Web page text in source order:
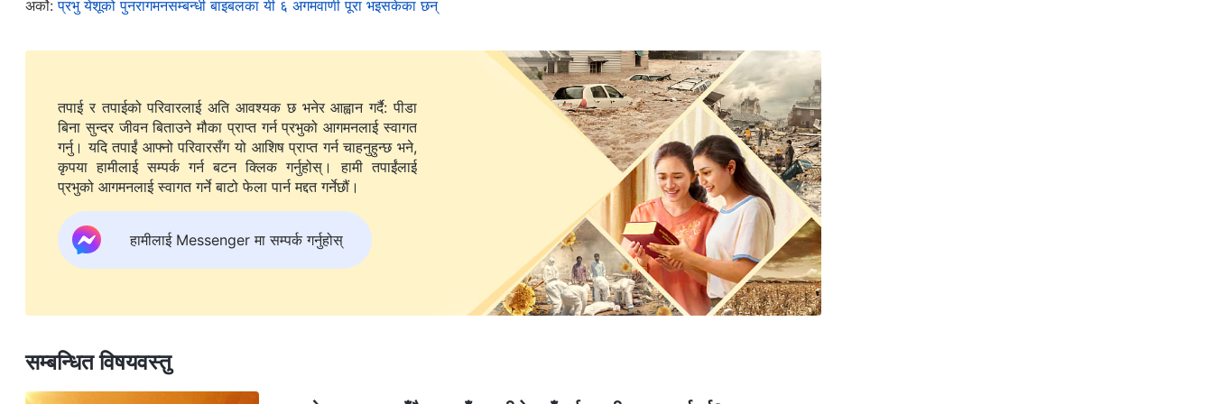
परमेश्‍वरद्वारा शुद्ध पारिन र उद्धारित हुन सक्छौं, र यसरी मानिसहरू परमेश्‍वरको इच्छाअनुरूप हुन्छन्। यही कारणले गर्दा, परमेश्‍वरले यी कुराहरू
हामीमाथि आइपर्न दिनुहुन्छ।
के भौतिक अनुग्रहले हामीलाई हाम्रो जीवनमा वृद्धि हुन मद्दत गर्न सक्छ?
प्रायः, हामीसँग परमेश्‍वरको असल अभिप्रायको बारेमा बुझाइको अभाव हुन्छ, र सबै थोक आफ्नो इच्छाअनुसार होऊन भन्ने आशा गर्छौ। हामी
विशेष गरी जाँच र शोधन भोग्न चाहँदैनौं। यसको सट्टा, हामी हाम्रो जीवनमा वा हाम्रा प्रियजनहरूको जीवनमा कुनै महाविपत्तिबिनाको पूर्ण
शान्तिमय जीवनको आशा गर्छौं। हामी सबै कुरा सजिलो गरी चलोस्, र परमेश्‍वरको आशिष् र अनुग्रहको आनन्द लिन पाइयोस् भन्ने चाहन्छौं। तर
के हामी कहिल्यै आरामदायी वातावरणले हामीलाई हाम्रा भ्रष्ट स्वभावहरू त्याग्न दिन्छ कि दिँदैन भनेर विचार गर्छौं? के भौतिक आशिष्‌हरूले
हामीलाई वास्तवमा परमेश्‍वरको स्वभाव र सारतत्व जान्न मद्दत गर्छ? यदि हामी केवल उहाँको दया र अनुग्रहको आनन्द लिन्छौं भने, के त्यसले
उहाँमाथिको हाम्रो विश्‍वास बढाउन र हामीलाई परमेश्‍वरप्रतिको साँचो प्रेम विकास गर्न र समर्पित हुन दिन्छ? परमेश्‍वरका वचनहरूले भन्छन्,
“यदि तैंले परमेश्‍वरको अनुग्रहको मात्र आनन्द लिन्छस्, शान्तिमय पारिवारिक जीवन वा भौतिक आशिषहरू मात्र प्राप्त गर्छस् भने तैंले परमेश्‍वरलाई
अर्को:प्रभु येशूको पुनरागमनसम्‍बन्धी बाइबलका यी ६ अगमवाणी पूरा भइसकेका छन्
तपाई र तपाईको परिवारलाई अति आवश्यक छ भनेर आह्वान गर्दै: पीडा
बिना सुन्दर जीवन बिताउने मौका प्राप्त गर्न प्रभुको आगमनलाई स्वागत
गर्नु। यदि तपाईं आफ्नो परिवारसँग यो आशिष प्राप्त गर्न चाहनुहुन्छ भने,
कृपया हामीलाई सम्पर्क गर्न बटन क्लिक गर्नुहोस्। हामी तपाईंलाई
प्रभुको आगमनलाई स्वागत गर्ने बाटो फेला पार्न मद्दत गर्नेछौं।
हामीलाई Messenger मा सम्पर्क गर्नुहोस्
सम्बन्धित विषयवस्तु